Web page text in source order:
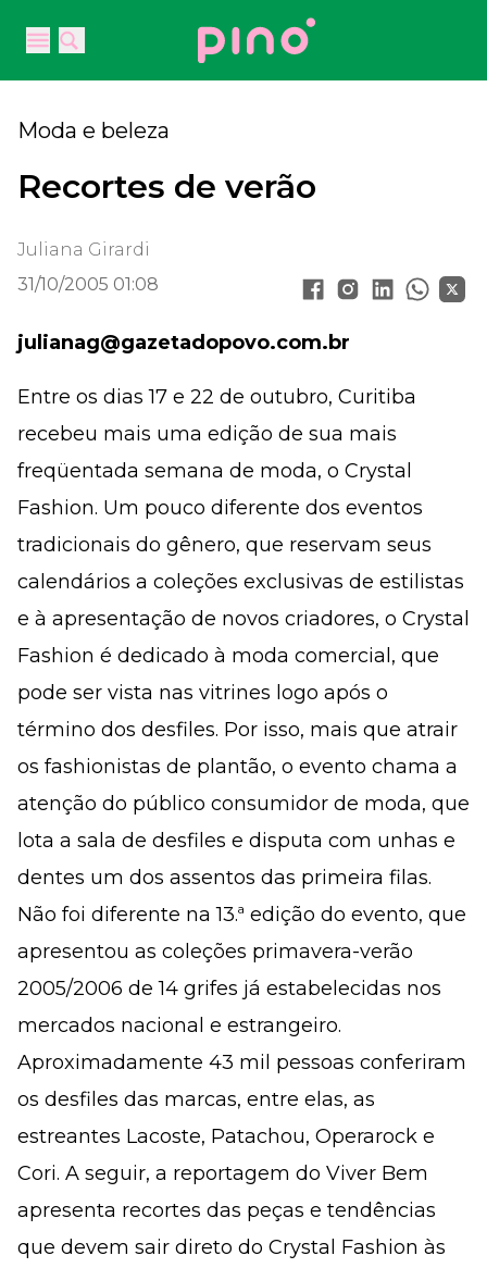
Open main menu
Open main menu
Your Company
Moda e beleza
Recortes de verão
Juliana Girardi
31/10/2005 01:08
julianag@gazetadopovo.com.br
Entre os dias 17 e 22 de outubro, Curitiba
recebeu mais uma edição de sua mais
freqüentada semana de moda, o Crystal
Fashion. Um pouco diferente dos eventos
tradicionais do gênero, que reservam seus
calendários a coleções exclusivas de estilistas
e à apresentação de novos criadores, o Crystal
Fashion é dedicado à moda comercial, que
pode ser vista nas vitrines logo após o
término dos desfiles. Por isso, mais que atrair
os fashionistas de plantão, o evento chama a
atenção do público consumidor de moda, que
lota a sala de desfiles e disputa com unhas e
dentes um dos assentos das primeira filas.
Não foi diferente na 13.ª edição do evento, que
apresentou as coleções primavera-verão
2005/2006 de 14 grifes já estabelecidas nos
mercados nacional e estrangeiro.
Aproximadamente 43 mil pessoas conferiram
os desfiles das marcas, entre elas, as
estreantes Lacoste, Patachou, Operarock e
Cori. A seguir, a reportagem do Viver Bem
apresenta recortes das peças e tendências
que devem sair direto do Crystal Fashion às